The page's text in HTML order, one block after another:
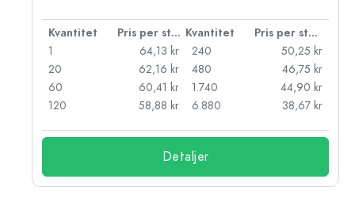
Kvantitet Pris per styck Kvantitet
Pris per styck
1
64,13 kr
20
62,16 kr
60
60,41 kr
120
58,88 kr
240
50,25 kr
480
46,75 kr
1.740
44,90 kr
6.880
38,67 kr
Detaljer